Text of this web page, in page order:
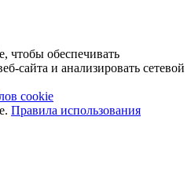
чтобы обеспечивать
сайта и анализировать сетевой
cookie
Правила использования